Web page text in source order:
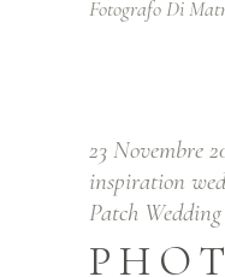
Fotografo Di
23 Novembre
inspiration
Patch Wedding